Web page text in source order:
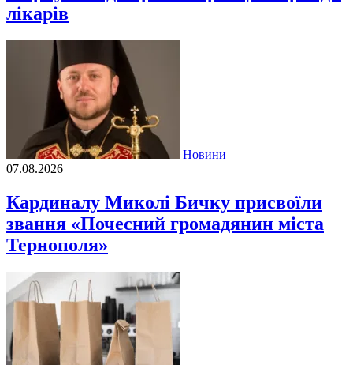
лікарів
Новини
07.08.2026
Кардиналу Миколі Бичку присвоїли
звання «Почесний громадянин міста
Тернополя»